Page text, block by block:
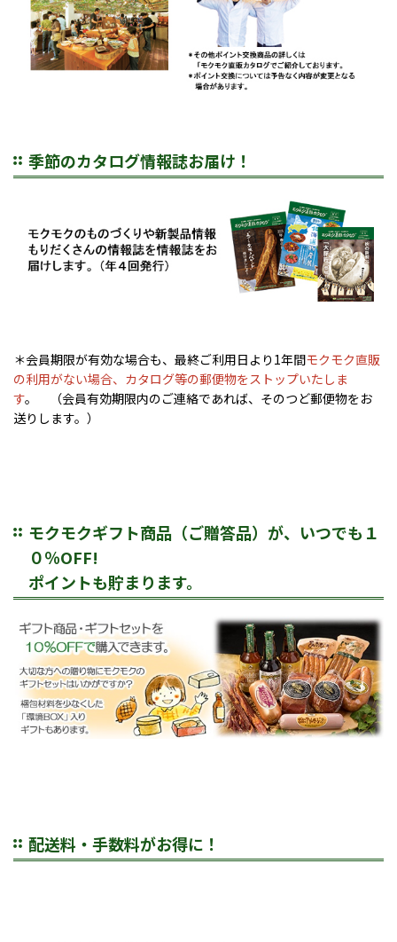
季節のカタログ情報誌お届け！
＊会員期限が有効な場合も、最終ご利用日より1年間モクモク直販
の利用がない場合、カタログ等の郵便物をストップいたしま
す。 （会員有効期限内のご連絡であれば、そのつど郵便物をお
送りします。）
モクモクギフト商品（ご贈答品）が、いつでも１
０％OFF!
ポイントも貯まります。
配送料・手数料がお得に！